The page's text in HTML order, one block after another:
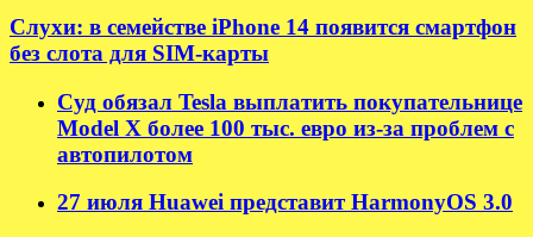
Слухи: в семействе iPhone 14 появится смартфон
без слота для SIM-карты
Суд обязал Tesla выплатить покупательнице
Model X более 100 тыс. евро из-за проблем с
автопилотом
27 июля Huawei представит HarmonyOS 3.0